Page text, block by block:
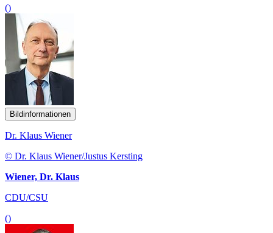
()
Bildinformationen
Dr. Klaus Wiener
© Dr. Klaus Wiener/Justus Kersting
Wiener, Dr. Klaus
CDU/CSU
()